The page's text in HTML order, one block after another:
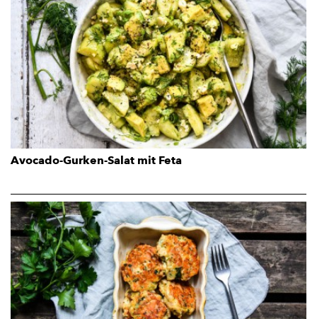
Avocado-Gurken-Salat mit Feta